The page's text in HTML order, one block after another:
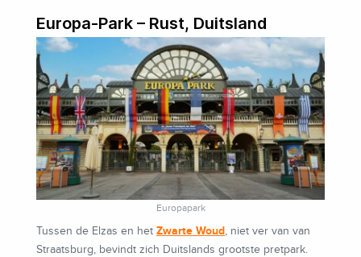
Europa-Park – Rust, Duitsland
Europapark
Tussen de Elzas en het Zwarte Woud, niet ver van van
Straatsburg, bevindt zich Duitslands grootste pretpark.